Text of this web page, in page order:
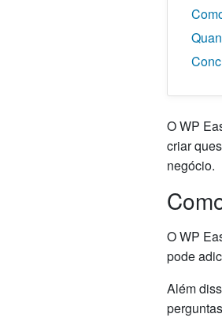
O WP
criar
negócio.
O WP
pode
Além